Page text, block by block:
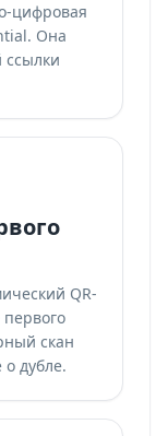
цифровая
Она
ссылки
QR-
скан
дубле.